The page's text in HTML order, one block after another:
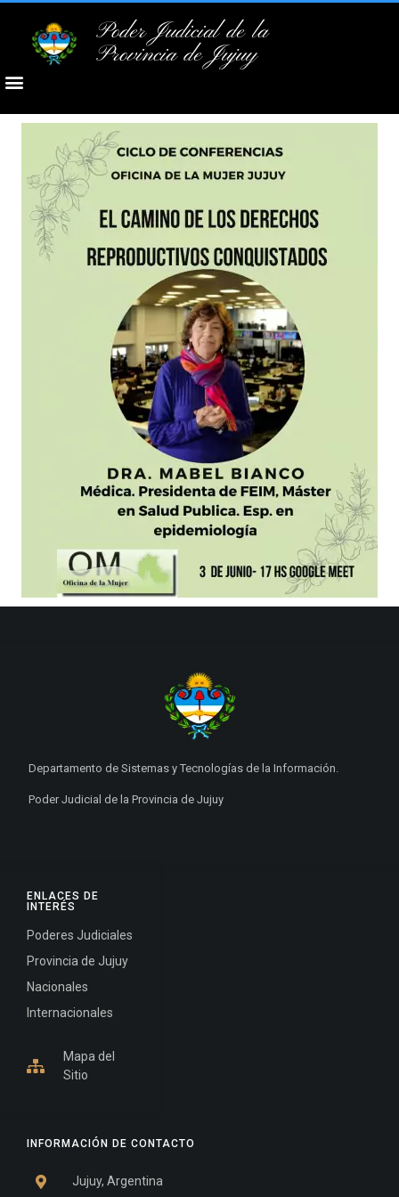
Poder Judicial de la
Provincia de Jujuy
INFORMACIÓN DE CONTACTO
Jujuy, Argentina
ENLACES DE
INTERÉS
Poderes Judiciales
Provincia de Jujuy
Nacionales
Internacionales
Mapa del
Sitio
Departamento de Sistemas y Tecnologías de la Información.
Poder Judicial de la Provincia de Jujuy